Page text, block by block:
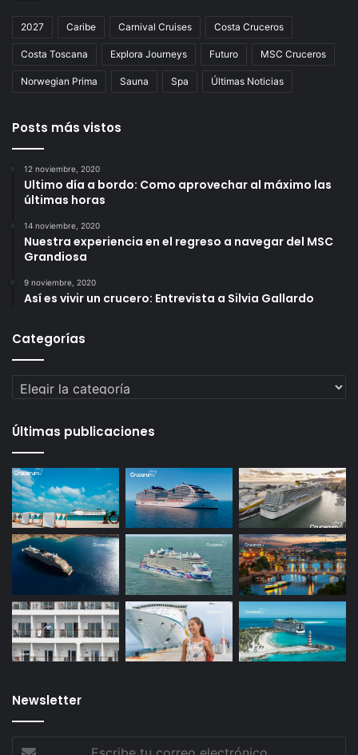
2027 Caribe Carnival Cruises Costa Cruceros
Costa Toscana Explora Journeys Futuro MSC Cruceros
Norwegian Prima Sauna Spa Últimas Noticias
Posts más vistos
12 noviembre, 2020
Ultimo día a bordo: Como aprovechar al máximo las
últimas horas
14 noviembre, 2020
Nuestra experiencia en el regreso a navegar del MSC
Grandiosa
9 noviembre, 2020
Así es vivir un crucero: Entrevista a Silvia Gallardo
Categorías
Categorías
Últimas publicaciones
Newsletter